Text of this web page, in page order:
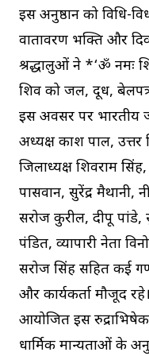
इस अनुष्ठान को विधि-
वातावरण भक्ति और
श्रद्धालुओं ने *‘ॐ नमः
शिव को जल, दूध,
इस अवसर पर भारतीय
अध्यक्ष प्रकाश पाल,
जिलाध्यक्ष शिवराम
पासवान, सुरेंद्र मैथानी,
सरोज कुरील, दीपू
पंडित, व्यापारी नेता
सरोज सिंह सहित कई
और कार्यकर्ता मौजूद
आयोजित इस
धार्मिक मान्यताओं के